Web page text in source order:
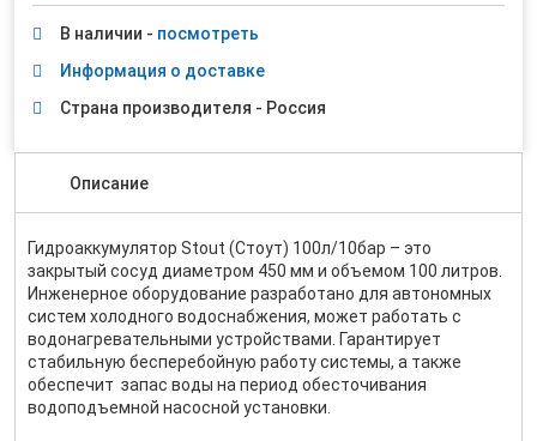
В наличии - посмотреть
Информация о доставке
Страна производителя - Россия
Описание
Гидроаккумулятор Stout (Стоут) 100л/10бар – это
закрытый сосуд диаметром 450 мм и объемом 100 литров.
Инженерное оборудование разработано для автономных
систем холодного водоснабжения, может работать с
водонагревательными устройствами. Гарантирует
стабильную бесперебойную работу системы, а также
обеспечит запас воды на период обесточивания
водоподъемной насосной установки.